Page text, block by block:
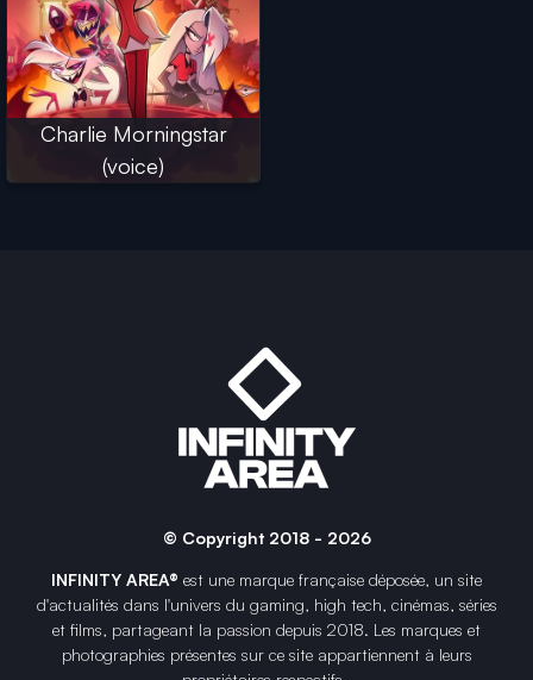
Charlie Morningstar
(voice)
© Copyright 2018 - 2026
INFINITY AREA® est une marque française déposée, un site
d'actualités dans l'univers du gaming, high tech, cinémas, séries
et films, partageant la passion depuis 2018. Les marques et
photographies présentes sur ce site appartiennent à leurs